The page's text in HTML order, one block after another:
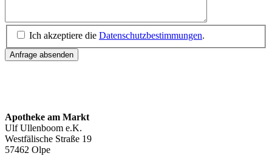
Ich akzeptiere die Datenschutzbestimmungen.
Anfrage absenden
Apotheke am Markt
Ulf Ullenboom e.K.
Westfälische Straße 19
57462 Olpe